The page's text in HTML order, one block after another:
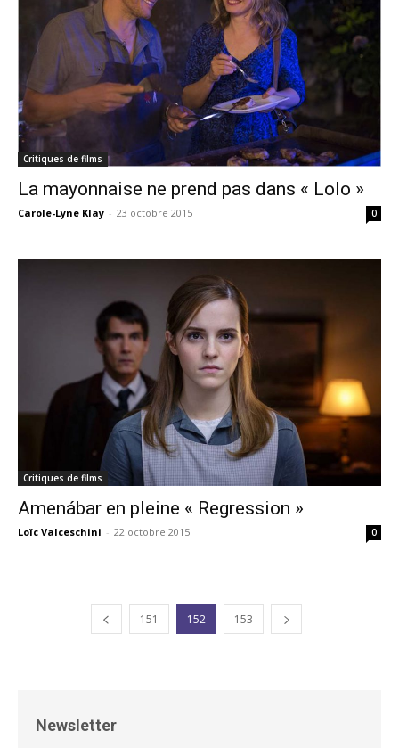
Critiques de films
La mayonnaise ne prend pas dans « Lolo »
Carole-Lyne Klay - 23 octobre 2015 0
Critiques de films
Amenábar en pleine « Regression »
Loïc Valceschini - 22 octobre 2015 0
151 152 153
Newsletter